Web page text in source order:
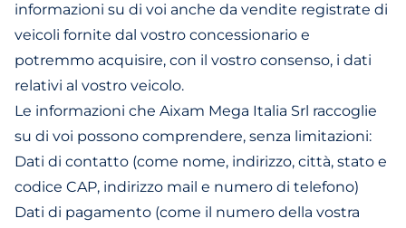
informazioni su di voi anche da vendite registrate di
veicoli fornite dal vostro concessionario e
potremmo acquisire, con il vostro consenso, i dati
relativi al vostro veicolo.
Le informazioni che Aixam Mega Italia Srl raccoglie
su di voi possono comprendere, senza limitazioni:
Dati di contatto (come nome, indirizzo, città, stato e
codice CAP, indirizzo mail e numero di telefono)
Dati di pagamento (come il numero della vostra